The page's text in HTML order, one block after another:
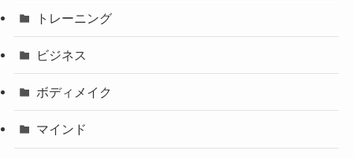
トレーニング
ビジネス
ボディメイク
マインド